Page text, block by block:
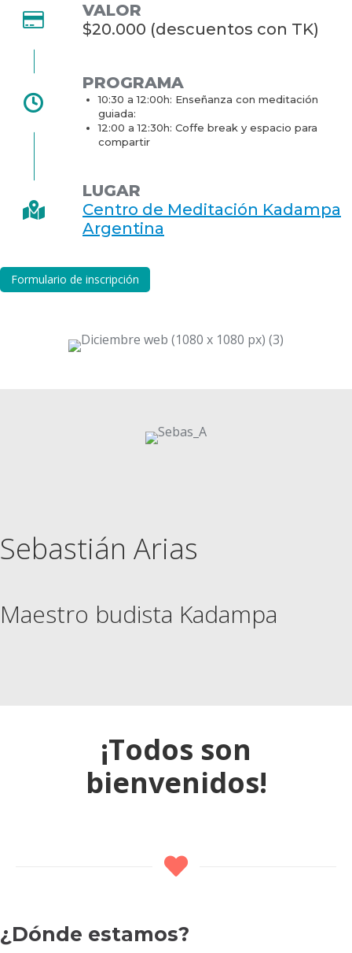
VALOR
$20.000 (descuentos con TK)
PROGRAMA
10:30 a 12:00h: Enseñanza con meditación
guiada:
12:00 a 12:30h: Coffe break y espacio para
compartir
LUGAR
Centro de Meditación Kadampa
Argentina
Formulario de inscripción
Sebastián Arias
Maestro budista Kadampa
¡Todos son
bienvenidos!
¿Dónde estamos?